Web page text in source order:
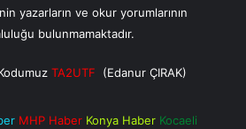
yazarların ve okur yorumlarının
bulunmamaktadır.
TA2UTF (Edanur ÇIRAK)
MHP Haber Konya Haber Kocaeli